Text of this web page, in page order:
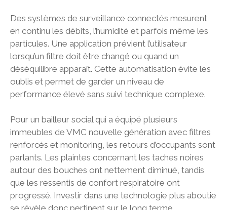
Des systèmes de surveillance connectés mesurent
en continu les débits, l’humidité et parfois même les
particules. Une application prévient l’utilisateur
lorsqu’un filtre doit être changé ou quand un
déséquilibre apparaît. Cette automatisation évite les
oublis et permet de garder un niveau de
performance élevé sans suivi technique complexe.
Pour un bailleur social qui a équipé plusieurs
immeubles de VMC nouvelle génération avec filtres
renforcés et monitoring, les retours d’occupants sont
parlants. Les plaintes concernant les taches noires
autour des bouches ont nettement diminué, tandis
que les ressentis de confort respiratoire ont
progressé. Investir dans une technologie plus aboutie
se révèle donc pertinent sur le long terme.